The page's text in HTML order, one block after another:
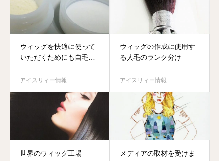
ウィッグを快適に使って
いただくためにも自毛を
アイスリィー情報
ウィッグの作成に使用す
る人毛のランク分け
アイスリィー情報
世界のウィッグ工場
メディアの取材を受けま